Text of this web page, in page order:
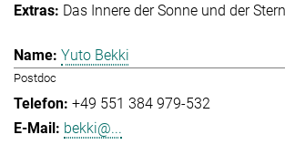
Das Innere der Sonne und der
Yuto Bekki
Postdoc
+49 551 384 979-532
bekki@...